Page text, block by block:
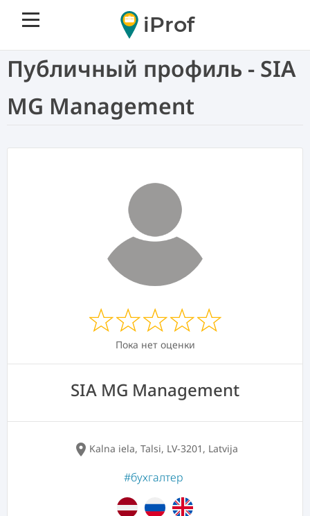
iProf
Публичный профиль - SIA
MG Management
Пока нет оценки
SIA MG Management
location_on Kalna iela, Talsi, LV-3201, Latvija
#бухгалтер